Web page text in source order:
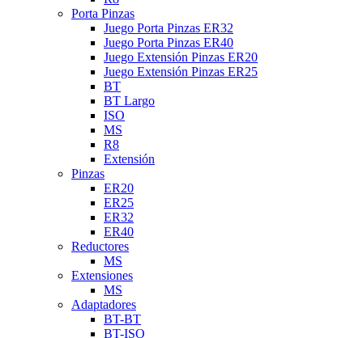
Porta Pinzas
Juego Porta Pinzas ER32
Juego Porta Pinzas ER40
Juego Extensión Pinzas ER20
Juego Extensión Pinzas ER25
BT
BT Largo
ISO
MS
R8
Extensión
Pinzas
ER20
ER25
ER32
ER40
Reductores
MS
Extensiones
MS
Adaptadores
BT-BT
BT-ISO